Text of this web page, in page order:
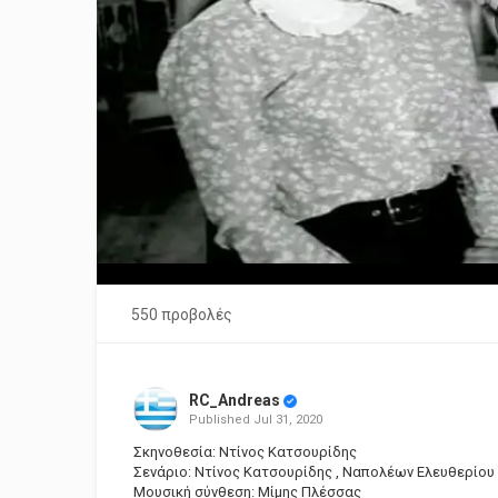
550 προβολές
RC_Andreas
Published Jul 31, 2020
Σκηνοθεσία: Ντίνος Κατσουρίδης
Σενάριο: Ντίνος Κατσουρίδης , Ναπολέων Ελευθερίου
Μουσική σύνθεση: Μίμης Πλέσσας